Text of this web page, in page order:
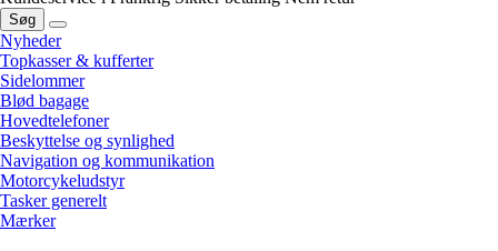
Søg
Nyheder
Topkasser & kufferter
Sidelommer
Blød bagage
Hovedtelefoner
Beskyttelse og synlighed
Navigation og kommunikation
Motorcykeludstyr
Tasker generelt
Mærker